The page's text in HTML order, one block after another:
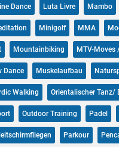
Dance Luta Livre Mambo
Minigolf MMA
Mountainbiking MTV-Moves
Dance Muskelaufbau
Walking Orientalischer Tanz/
Outdoor Training Padel
Parkour